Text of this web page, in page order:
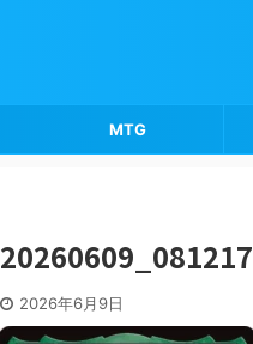
MTG
20260609_081217
2026年6月9日